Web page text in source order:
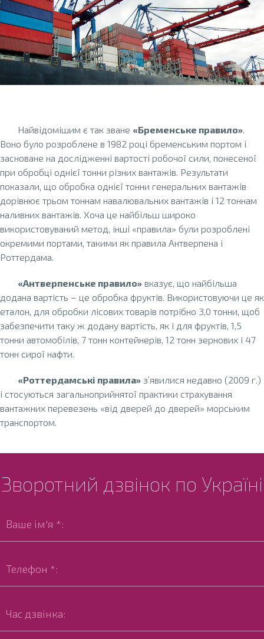
Найвідомішим є так зване «Бременське правило»
Воно було розроблене в 1982 році бременським портом і
засноване на дослідженні вартості робочої сили, понесеної
при обробці однієї тонни різних вантажів. Результати
показали, що обробка однієї тонни генеральних вантажів
дорівнює трьом тоннам навалювальних вантажів і 12 тоннам
наливних вантажів. Хоча це найбільш широко
використовуваний метод, інші «правила» були розроблені
окремими портами, такими як правила Антверпена і
Роттердама.
«Антверпенське правило» вказує, що найбільша
додана вартість – це обробка фруктів. Використовуючи це як
еталон, для обробки лісових товарів потрібно 3,0 тонни, щоб
забезпечити таку ж додану вартість, як і для фруктів, 1,5
тонни автомобілів, 7 тонн контейнерів, 12 тонн зернових і 47
тонн сирої нафти.
«Роттердамські правила» з’явилися недавно (2009 г.)
і стосуються загальноприйнятої практики страхування
вантажних перевезень «від дверей до дверей» морським
транспортом.
Зворотний дзвінок по Україні